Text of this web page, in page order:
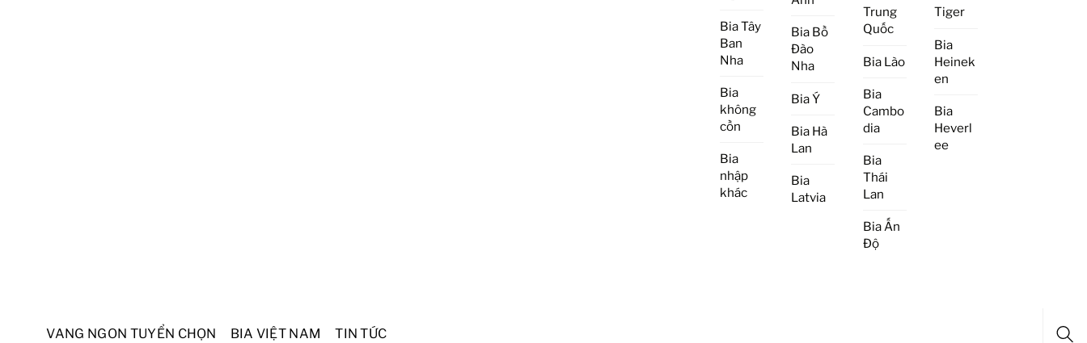
Bia Tây
Ban
Nha
Bia
không
cồn
Bia
nhập
khác
Bia Bồ
Đào
Nha
Bia Ý
Bia Hà
Lan
Bia
Latvia
Trung
Quốc
Bia Lào
Bia
Cambo
dia
Bia
Thái
Lan
Bia Ấn
Độ
Tiger
Bia
Heinek
en
Bia
Heverl
ee
VANG NGON TUYỂN CHỌN BIA VIỆT NAM TIN TỨC